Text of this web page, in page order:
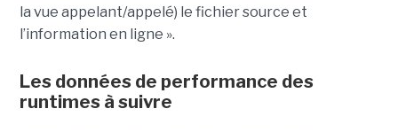
la vue appelant/appelé) le fichier source et
l’information en ligne ».
Les données de performance des
runtimes à suivre